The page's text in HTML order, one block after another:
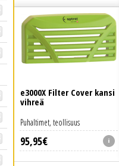
e3000X Filter Cover kansi
vihreä
95,95€
Puhaltimet, teollisuus